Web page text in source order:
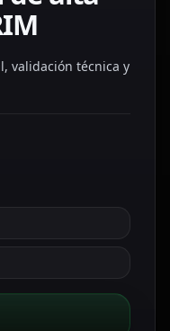
validación técnica y